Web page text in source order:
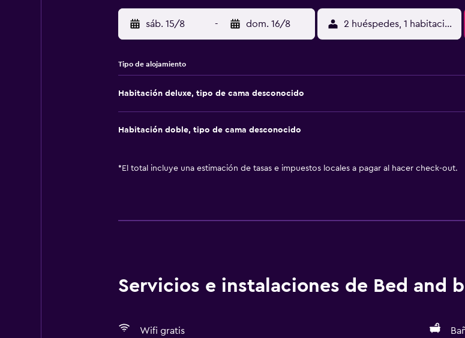
sáb. 15/8 - dom. 16/8 2 huéspedes, 1 habitación
Tipo de alojamiento
Habitación deluxe, tipo de cama desconocido
Habitación doble, tipo de cama desconocido
* El total incluye una estimación de tasas e impuestos locales a pagar al hacer check-out.
Servicios e instalaciones de Bed and
Wifi gratis